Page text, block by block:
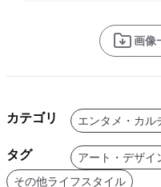
画像
カテゴリ エンタメ・カル
タグ アート・デザイ
その他ライフスタイル